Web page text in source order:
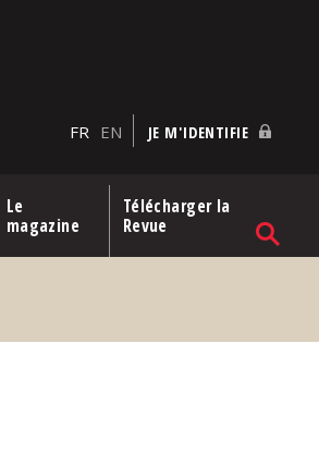
FR EN JE M'IDENTIFIE
Le
magazine
Télécharger la
Revue